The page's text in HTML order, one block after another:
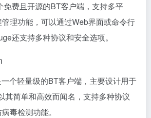
免费且开源的BT客户端，支持多平
理功能，可以通过Web界面或命令行
还支持多种协议和安全选项。
个轻量级的BT客户端，主要设计用于
其简单和高效而闻名，支持多种协议
毒检测功能。